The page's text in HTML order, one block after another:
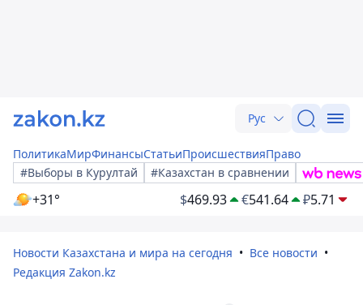
Рус
ПолитикаМирФинансыСтатьиПроисшествияПраво
#Выборы в Курултай
#Казахстан в сравнении
+31° $469.93 €541.64 ₽5.71
Новости Казахстана и мира на сегодня
Все новости
Редакция Zakon.kz